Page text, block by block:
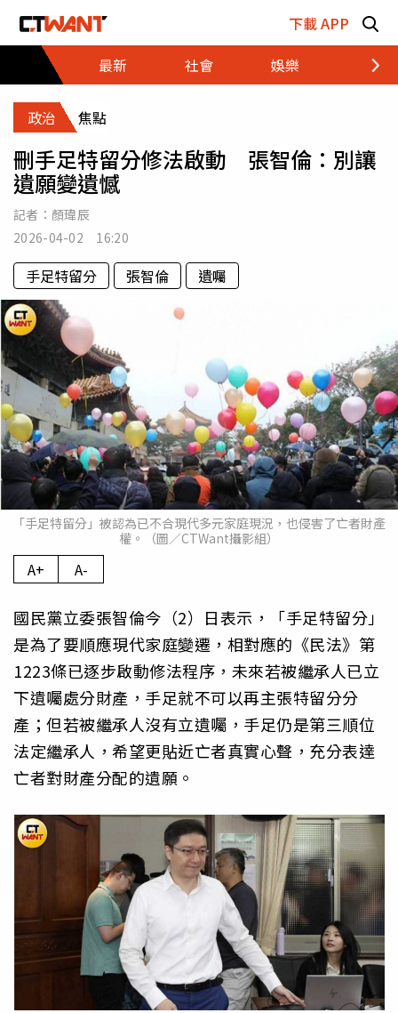
下載 APP
最新
社會 娛樂 財經
政治 焦點
刪手足特留分修法啟動 張智倫：別讓
遺願變遺憾
記者： 顏瑋辰
2026-04-02 16:20
手足特留分 張智倫 遺囑
「手足特留分」被認為已不合現代多元家庭現況，也侵害了亡者財產
權。（圖／CTWant攝影組）
A+ A-
國民黨立委張智倫今（2）日表示，「手足特留分」
是為了要順應現代家庭變遷，相對應的《民法》第
1223條已逐步啟動修法程序，未來若被繼承人已立
下遺囑處分財產，手足就不可以再主張特留分分
產；但若被繼承人沒有立遺囑，手足仍是第三順位
法定繼承人，希望更貼近亡者真實心聲，充分表達
亡者對財產分配的遺願。